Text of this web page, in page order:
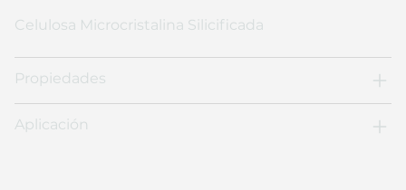
Celulosa Microcristalina Silicificada
Propiedades
Aplicación